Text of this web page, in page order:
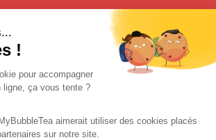
!
pour accompagner
ligne, ça vous tente ?
aimerait utiliser des cookies placés
sur notre site.
et des promotions de MyBubbleTea.
75 16 45 / 8H30-12H30 et 13H30-16H30